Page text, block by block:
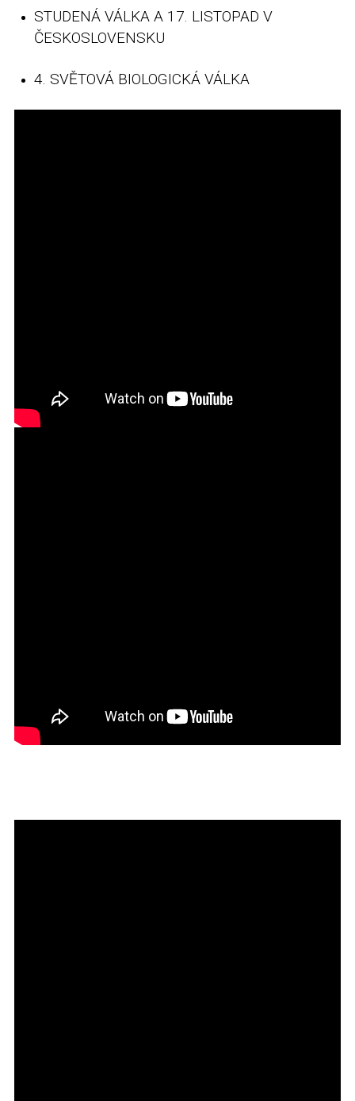
STUDENÁ VÁLKA A 17. LISTOPAD V
ČESKOSLOVENSKU
4. SVĚTOVÁ BIOLOGICKÁ VÁLKA